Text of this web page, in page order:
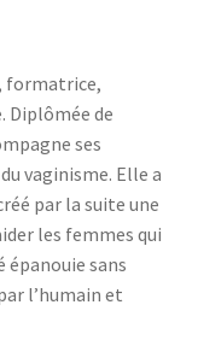
formatrice,
Diplômée de
ses
vaginisme. Elle a
par la suite une
les femmes qui
sans
l’humain et